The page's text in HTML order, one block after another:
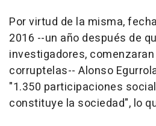
Por virtud de la misma,
2016 --un año después de
investigadores,
corruptelas-- Alonso
"1.350 participaciones
constituye la sociedad", lo